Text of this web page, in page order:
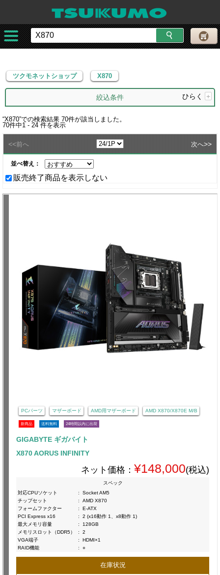
ツクモネットショップ
ツクモネットショップ X870
絞込条件 ひらく +
“X870”での検索結果 70件が該当しました。
70件中1 - 24 件を表示
<<前へ 次へ>>
並べ替え：
販売終了商品を表示しない
PCパーツ マザーボード AMD用マザーボード AMD X870/X870E M/B
新商品 送料無料 24時間以内に出荷
GIGABYTE ギガバイト
X870 AORUS INFINITY
ネット価格： ¥148,000(税込)
スペック
対応CPUソケット
:
Socket AM5
チップセット
:
AMD X870
フォームファクター
:
E-ATX
PCI Express x16
:
2 (x16動作 1、x8動作 1)
最大メモリ容量
:
128GB
メモリスロット（DDR5）
:
2
VGA端子
:
HDMI×1
RAID機能
: ○
在庫状況